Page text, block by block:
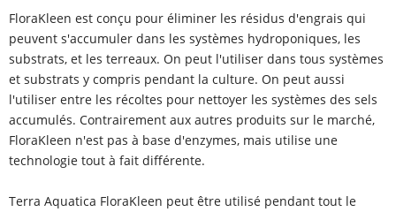
FloraKleen est conçu pour éliminer les résidus d'engrais qui
peuvent s'accumuler dans les systèmes hydroponiques, les
substrats, et les terreaux. On peut l'utiliser dans tous systèmes
et substrats y compris pendant la culture. On peut aussi
l'utiliser entre les récoltes pour nettoyer les systèmes des sels
accumulés. Contrairement aux autres produits sur le marché,
FloraKleen n'est pas à base d'enzymes, mais utilise une
technologie tout à fait différente.
Terra Aquatica FloraKleen peut être utilisé pendant tout le